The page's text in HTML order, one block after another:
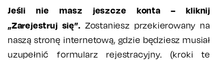
Jeśli nie masz jeszcze konta – kliknij
„Zarejestruj się”. Zostaniesz przekierowany na
naszą stronę internetową, gdzie będziesz musiał
uzupełnić formularz rejestracyjny. (kroki te